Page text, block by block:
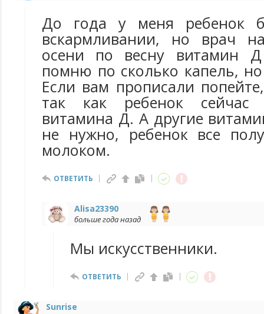
До года у меня ребенок
вскармливании, но врач
осени по весну витамин
помню по сколько капель,
Если вам прописали
так как ребенок сейчас
витамина Д. А другие
не нужно, ребенок все
молоком.
ОТВЕТИТЬ
Alisa23390
больше года назад
Мы искусственники.
ОТВЕТИТЬ
Sunrise